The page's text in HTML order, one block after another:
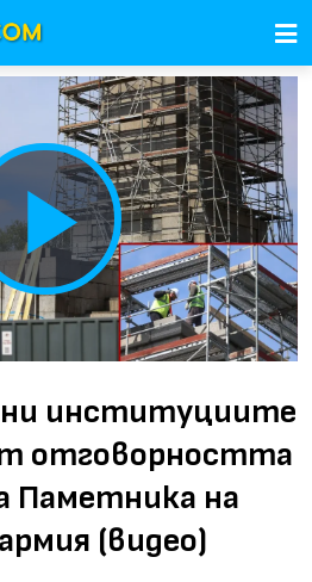
институциите
отговорността
Паметника на
(видео)